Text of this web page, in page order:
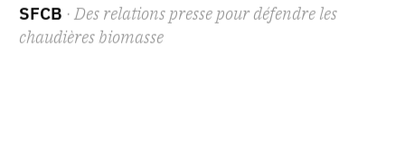
SFCB · Des relations presse pour défendre les
chaudières biomasse